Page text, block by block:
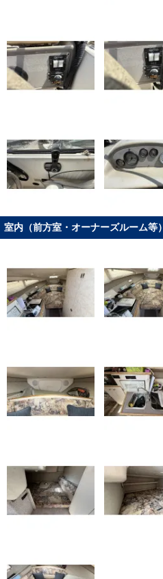
室内（前方室・オーナーズルーム等）